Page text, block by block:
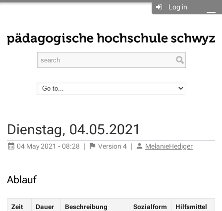
Log in
Dienstag, 04.05.2021
04 May 2021 - 08:28 | Version 4 | MelanieHediger
Ablauf
Zeit Dauer Beschreibung Sozialform Hilfsmittel